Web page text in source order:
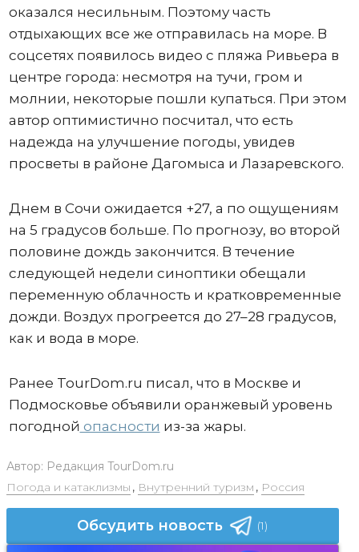
оказался несильным. Поэтому часть
отдыхающих все же отправилась на море. В
соцсетях появилось видео с пляжа Ривьера в
центре города: несмотря на тучи, гром и
молнии, некоторые пошли купаться. При этом
автор оптимистично посчитал, что есть
надежда на улучшение погоды, увидев
просветы в районе Дагомыса и Лазаревского.
Днем в Сочи ожидается +27, а по ощущениям
на 5 градусов больше. По прогнозу, во второй
половине дождь закончится. В течение
следующей недели синоптики обещали
переменную облачность и кратковременные
дожди. Воздух прогреется до 27–28 градусов,
как и вода в море.
Ранее TourDom.ru писал, что в Москве и
Подмосковье объявили оранжевый уровень
погодной опасности из-за жары.
Автор: Редакция TourDom.ru
Погода и катаклизмы , Внутренний туризм , Россия
Обсудить новость (1)